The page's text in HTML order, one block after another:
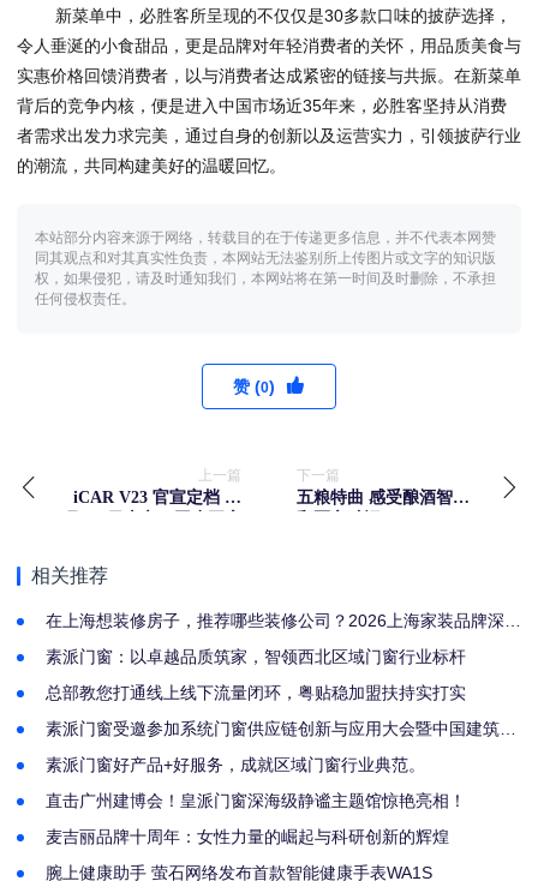
新菜单中，必胜客所呈现的不仅仅是30多款口味的披萨选择，
令人垂涎的小食甜品，更是品牌对年轻消费者的关怀，用品质美食与
实惠价格回馈消费者，以与消费者达成紧密的链接与共振。在新菜单
背后的竞争内核，便是进入中国市场近35年来，必胜客坚持从消费
者需求出发力求完美，通过自身的创新以及运营实力，引领披萨行业
的潮流，共同构建美好的温暖回忆。
本站部分内容来源于网络，转载目的在于传递更多信息，并不代表本网赞
同其观点和对其真实性负责，本网站无法鉴别所上传图片或文字的知识版
权，如果侵犯，请及时通知我们，本网站将在第一时间及时删除，不承担
任何侵权责任。
赞 (0)
上一篇
iCAR V23 官宣定档 12
下一篇
五粮特曲 感受酿酒智慧
相关推荐
在上海想装修房子，推荐哪些装修公司？2026上海家装品牌深度
素派门窗：以卓越品质筑家，智领西北区域门窗行业标杆
总部教您打通线上线下流量闭环，粤贴稳加盟扶持实打实
素派门窗受邀参加系统门窗供应链创新与应用大会暨中国建筑节
素派门窗好产品+好服务，成就区域门窗行业典范。
直击广州建博会！皇派门窗深海级静谧主题馆惊艳亮相！
麦吉丽品牌十周年：女性力量的崛起与科研创新的辉煌
腕上健康助手 萤石网络发布首款智能健康手表WA1S